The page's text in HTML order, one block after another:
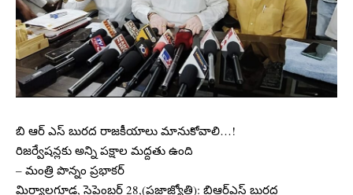
బి ఆర్ ఎస్ బురద రాజకీయాలు మానుకోవాలి…!
రిజర్వేషన్లకు అన్ని పక్షాల మద్దతు ఉంది
– మంత్రి పొన్నం ప్రభాకర్
మిర్యాలగూడ, సెప్టెంబర్ 28,(ప్రజాజ్యోతి): బిఆర్ఎస్ బురద